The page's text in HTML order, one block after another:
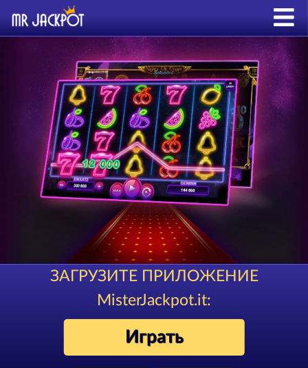
ЗАГРУЗИТЕ ПРИЛОЖЕНИЕ
MisterJackpot.it:
Играть